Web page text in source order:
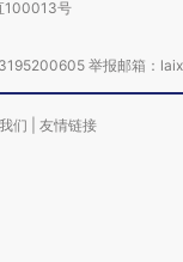
100013号
举报邮箱：
们 友情链接